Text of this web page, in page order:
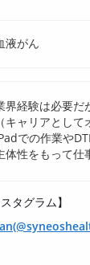
液がん
界経験は必要だ
（キャリアとし
での作業や
体性をもって仕
タグラム】